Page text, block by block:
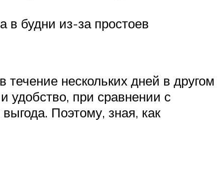
в будни из-за простоев
нескольких дней в другом
удобство, при сравнении с
Поэтому, зная, как